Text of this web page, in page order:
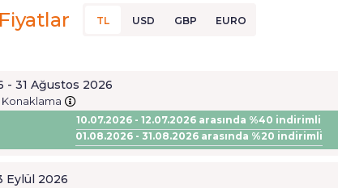
TL USD GBP EURO
- 31 Ağustos 2026
10.07.2026 - 12.07.2026 arasında %40 indirimli
01.08.2026 - 31.08.2026arasında %20 indirimli
Eylül 2026